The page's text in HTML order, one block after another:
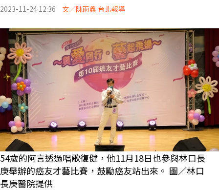
2023-11-24 12:36 文／陳雨鑫 台北報導
54歲的阿言透過唱歌復健，他11月18日也參與林口長
庚舉辦的癌友才藝比賽，鼓勵癌友站出來。 圖／林口
長庚醫院提供